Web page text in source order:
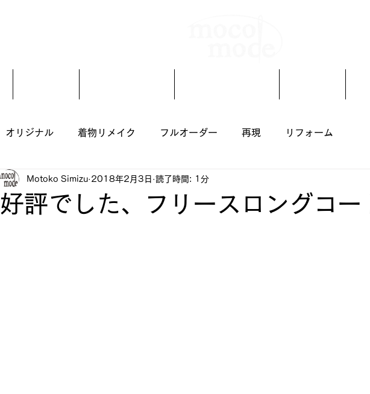
オリジナル 着物リメイク フルオーダー 再現 リフォーム
好評でした、フリースロングコー
Motoko Simizu 2018年2月3日 読了時間: 1分